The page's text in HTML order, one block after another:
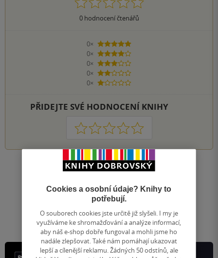
0hodnocení čtenářů
0×
5 hvězdiček
0×
4 hvězdičky
0×
3 hvězdičky
0×
2 hvězdičky
0×
1 hvezdička
PŘIDEJTE SVÉ HODNOCENÍ KNIHY
1 2 3 4 5
Nahoru
1
Přejít
na
stránku
/ 1
Cookies a osobní údaje? Knihy to
potřebují.
O souborech cookies jste určitě již slyšeli. I my je
využíváme ke shromažďování a analýze informací,
aby náš e-shop dobře fungoval a mohli jsme ho
nadále zlepšovat. Také nám pomáhají ukazovat
lepší a cílenější reklamu. Žádných 50 odstínů, ale